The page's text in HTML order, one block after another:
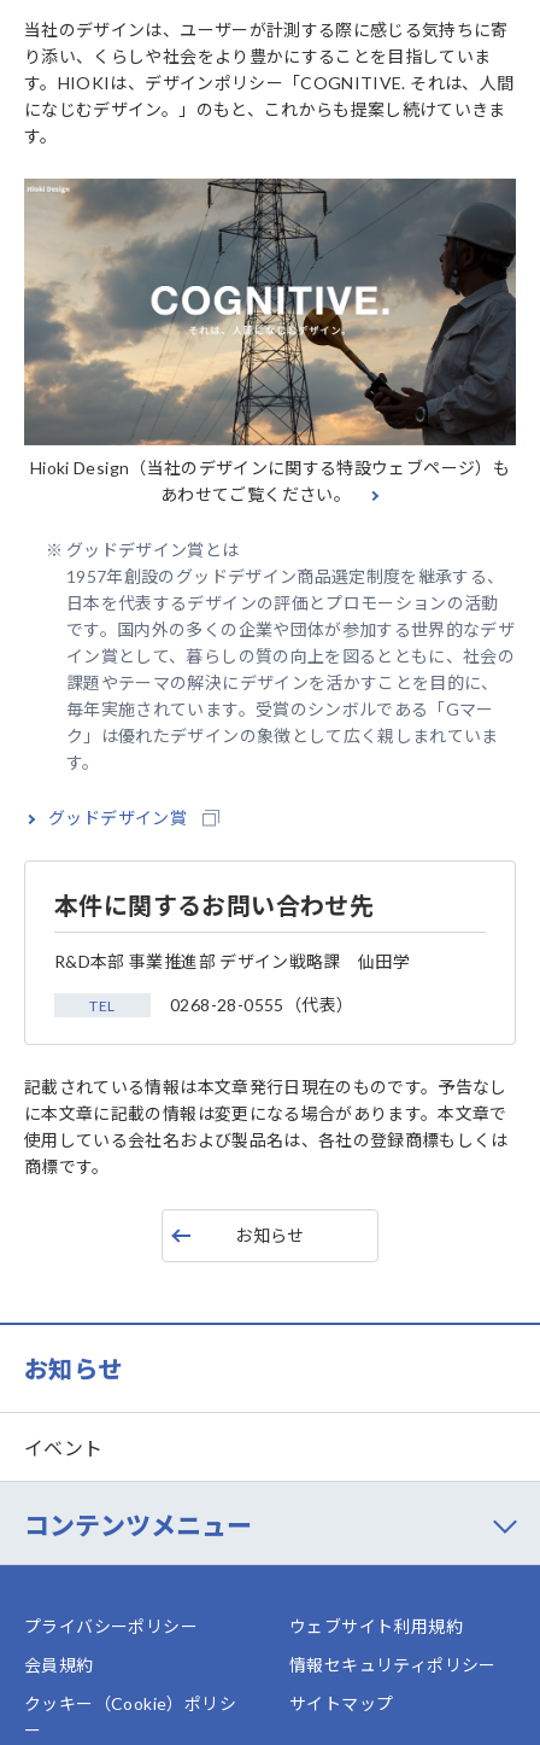
当社のデザインは、ユーザーが計測する際に感じる気持ちに寄
り添い、くらしや社会をより豊かにすることを目指していま
す。HIOKIは、デザインポリシー「COGNITIVE. それは、人間
になじむデザイン。」のもと、これからも提案し続けていきま
す。
Hioki Design（当社のデザインに関する特設ウェブページ）も
あわせてご覧ください。
※ グッドデザイン賞とは
1957年創設のグッドデザイン商品選定制度を継承する、
日本を代表するデザインの評価とプロモーションの活動
です。国内外の多くの企業や団体が参加する世界的なデザ
イン賞として、暮らしの質の向上を図るとともに、社会の
課題やテーマの解決にデザインを活かすことを目的に、
毎年実施されています。受賞のシンボルである「Gマー
ク」は優れたデザインの象徴として広く親しまれていま
す。
グッドデザイン賞
本件に関するお問い合わせ先
R&D本部 事業推進部 デザイン戦略課 仙田学
TEL 0268-28-0555（代表）
記載されている情報は本文章発行日現在のものです。予告なし
に本文章に記載の情報は変更になる場合があります。本文章で
使用している会社名および製品名は、各社の登録商標もしくは
商標です。
お知らせ
お知らせ
イベント
コンテンツメニュー
プライバシーポリシー
ウェブサイト利用規約
会員規約
情報セキュリティポリシー
クッキー（Cookie）ポリシ
ー
サイトマップ